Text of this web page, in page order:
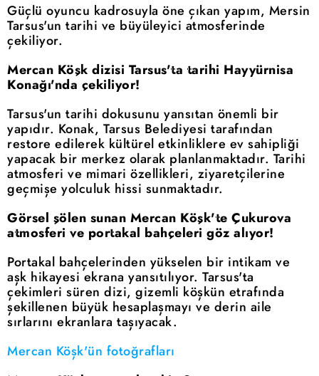
Güçlü oyuncu kadrosuyla öne çıkan yapım, Mersin
Tarsus'un tarihi ve büyüleyici atmosferinde
çekiliyor.
Mercan Köşk dizisi Tarsus'ta tarihi Hayyürnisa
Konağı'nda çekiliyor!
Tarsus'un tarihi dokusunu yansıtan önemli bir
yapıdır. Konak, Tarsus Belediyesi tarafından
restore edilerek kültürel etkinliklere ev sahipliği
yapacak bir merkez olarak planlanmaktadır. Tarihi
atmosferi ve mimari özellikleri, ziyaretçilerine
geçmişe yolculuk hissi sunmaktadır.
Görsel şölen sunan Mercan Köşk'te Çukurova
atmosferi ve portakal bahçeleri göz alıyor!
Portakal bahçelerinden yükselen bir intikam ve
aşk hikayesi ekrana yansıtılıyor. Tarsus'ta
çekimleri süren dizi, gizemli köşkün etrafında
şekillenen büyük hesaplaşmayı ve derin aile
sırlarını ekranlara taşıyacak.
Mercan Köşk'ün fotoğrafları